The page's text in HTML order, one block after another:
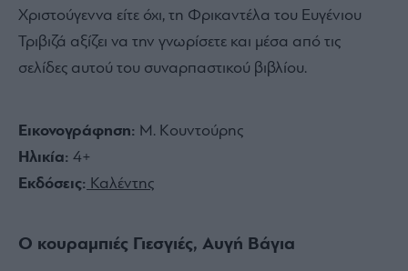
Χριστούγεννα είτε όχι, τη Φρικαντέλα του Ευγένιου
Τριβιζά αξίζει να την γνωρίσετε και μέσα από τις
σελίδες αυτού του συναρπαστικού βιβλίου.
Εικονογράφηση: Μ. Κουντούρης
Ηλικία: 4+
Εκδόσεις: Καλέντης
Ο κουραμπιές Γιεσγιές, Αυγή Βάγια